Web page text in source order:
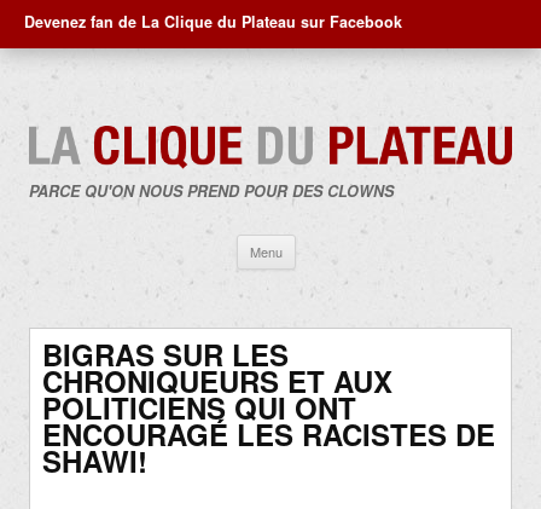
Devenez fan de La Clique du Plateau sur Facebook
PARCE QU'ON NOUS PREND POUR DES CLOWNS
Menu
contenu
BIGRAS SUR LES
CHRONIQUEURS ET AUX
POLITICIENS QUI ONT
ENCOURAGÉ LES RACISTES DE
SHAWI!